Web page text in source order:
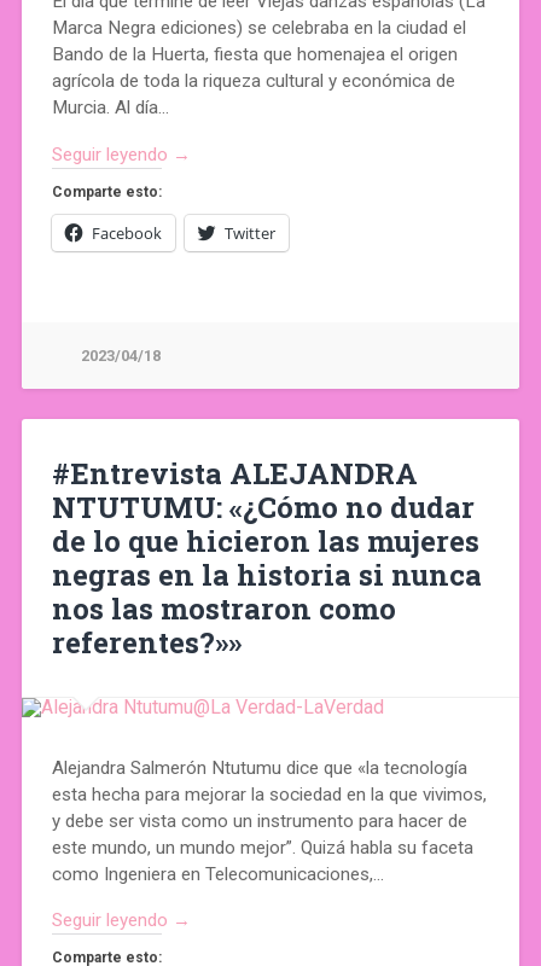
Marca Negra ediciones) se celebraba en la ciudad el
Bando de la Huerta, fiesta que homenajea el origen
agrícola de toda la riqueza cultural y económica de
Murcia. Al día…
Seguir leyendo →
Comparte esto:
Facebook Twitter
2023/04/18
#Entrevista ALEJANDRA
NTUTUMU: «¿Cómo no dudar
de lo que hicieron las mujeres
negras en la historia si nunca
nos las mostraron como
referentes?»»
Alejandra Salmerón Ntutumu dice que «la tecnología
esta hecha para mejorar la sociedad en la que vivimos,
y debe ser vista como un instrumento para hacer de
este mundo, un mundo mejor”. Quizá habla su faceta
como Ingeniera en Telecomunicaciones,…
Seguir leyendo →
Comparte esto: